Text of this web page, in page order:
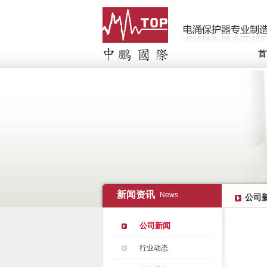
新闻资讯 News 公司
公司新闻
行业动态